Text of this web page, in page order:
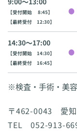
【受付開始 8:45】
【最終受付 12:30】
14:30〜17:00
【受付開始 14:30】
【最終受付 16:45】
※検査・手術・美
〒462-0043 愛知
TEL 052-913-